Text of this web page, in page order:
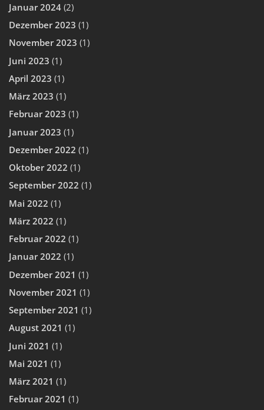
Januar 2024 (2)
Dezember 2023 (1)
November 2023 (1)
Juni 2023 (1)
April 2023 (1)
März 2023 (1)
Februar 2023 (1)
Januar 2023 (1)
Dezember 2022 (1)
Oktober 2022 (1)
September 2022 (1)
Mai 2022 (1)
März 2022 (1)
Februar 2022 (1)
Januar 2022 (1)
Dezember 2021 (1)
November 2021 (1)
September 2021 (1)
August 2021 (1)
Juni 2021 (1)
Mai 2021 (1)
März 2021 (1)
Februar 2021 (1)